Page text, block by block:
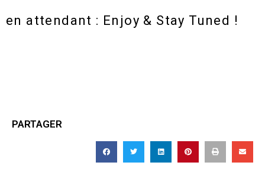
en attendant : Enjoy & Stay Tuned !
PARTAGER